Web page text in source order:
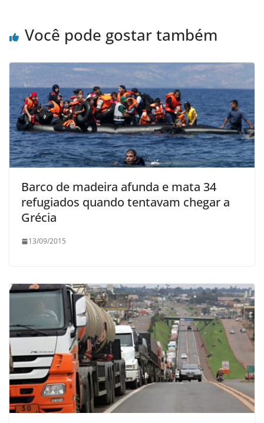
Você pode gostar também
Barco de madeira afunda e mata 34
refugiados quando tentavam chegar a
Grécia
13/09/2015